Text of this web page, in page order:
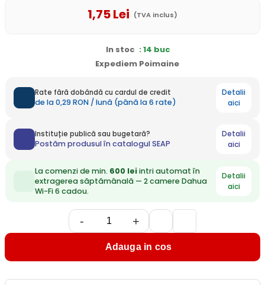
1,75Lei (TVA inclus)
In stoc : 14 buc
Expediem Poimaine
Rate fără dobândă cu cardul de credit
de la 0,29 RON / lună (până la 6 rate)
Detalii
aici
Instituție publică sau bugetară?
Postăm produsul în catalogul SEAP
Detalii
aici
La comenzi de min. 600 leiintri automat în
extragerea săptămânală — 2 camere Dahua
Wi-Fi 6 cadou.
Detalii
aici
- +
Adauga in cos